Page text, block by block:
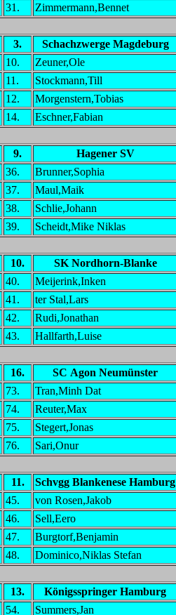
31. Zimmermann,Bennet
3. Schachzwerge Magdeburg
10. Zeuner,Ole
11. Stockmann,Till
12. Morgenstern,Tobias
14. Eschner,Fabian
9. Hagener SV
36. Brunner,Sophia
37. Maul,Maik
38. Schlie,Johann
39. Scheidt,Mike Niklas
10. SK Nordhorn-Blanke
40. Meijerink,Inken
41. ter Stal,Lars
42. Rudi,Jonathan
43. Hallfarth,Luise
16. SC Agon Neumünster
73. Tran,Minh Dat
74. Reuter,Max
75. Stegert,Jonas
76. Sari,Onur
11. Schvgg Blankenese Hamburg
45. von Rosen,Jakob
46. Sell,Eero
47. Burgtorf,Benjamin
48. Dominico,Niklas Stefan
13. Königsspringer Hamburg
54. Summers,Jan